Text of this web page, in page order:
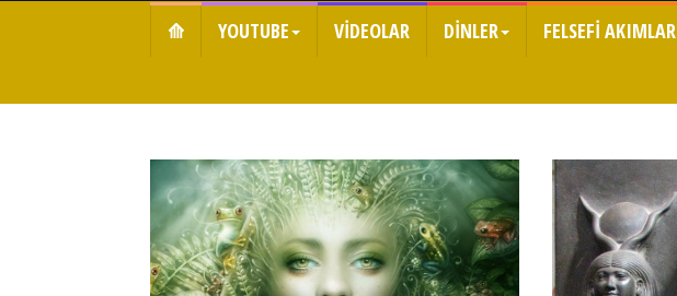
⟰ YOUTUBE VİDEOLAR DİNLER FELSEFİ AKIMLAR